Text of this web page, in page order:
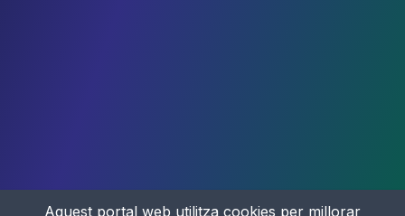
Aquest portal web utilitza cookies per millorar